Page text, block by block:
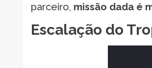
parceiro, missão dada é
Escalação do